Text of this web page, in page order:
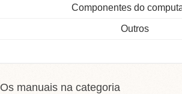
Componentes do
Outros
Os manuais na categoria